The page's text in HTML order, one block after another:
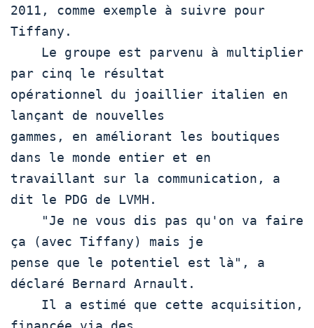
2011, comme exemple à suivre pour
Tiffany.
par cinq le résultat
opérationnel du joaillier italien en
lançant de nouvelles
gammes, en améliorant les boutiques
dans le monde entier et en
travaillant sur la communication, a
dit le PDG de LVMH.
ça (avec Tiffany) mais je
pense que le potentiel est là", a
déclaré Bernard Arnault.